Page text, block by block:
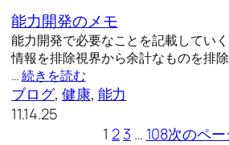
能力開発のメモ
能力開発で必要なことを記載してい
情報を排除視界から余計なものを排
…続きを読む
ブログ, 健康, 能力
11.14.25
1 23 … 108次のペ